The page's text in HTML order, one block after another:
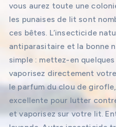
vous aurez toute une
les punaises de lit sont
ces bêtes. L’insecticide
antiparasitaire et la bonne
simple : mettez-en
vaporisez directement
le parfum du clou de
excellente pour lutter
et vaporisez sur votre lit.